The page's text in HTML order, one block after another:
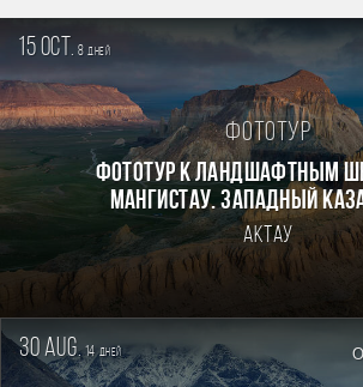
15 oct. 8дней
Фототур
Фототур к ландшафтным
Мангистау. Западный
Актау
30 aug.14дней